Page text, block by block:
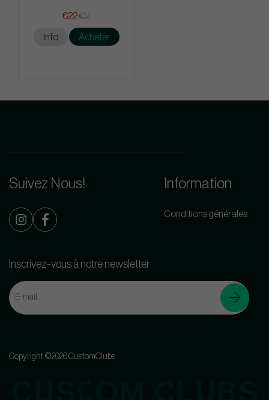
€22€31
Info Acheter
Suivez Nous! Information
Conditions générales
Inscrivez-vous à notre newsletter
Copyright ©2026 CustomClubs